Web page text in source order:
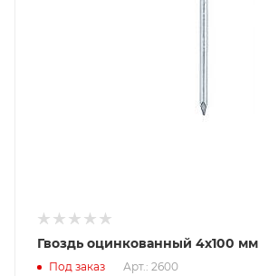
Гвоздь оцинкованный 4х100 мм
Под заказ Арт.: 2600